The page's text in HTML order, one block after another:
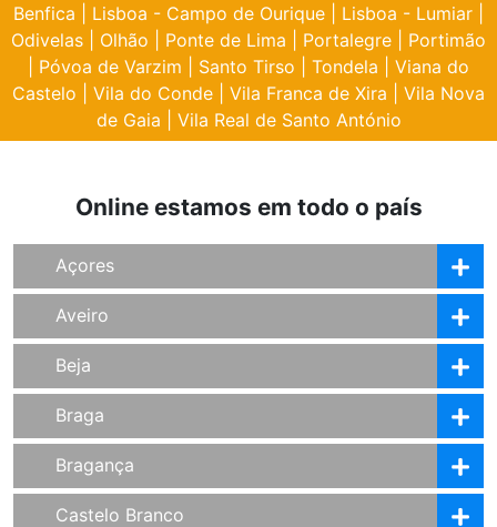
Benfica
Lisboa - Campo de Ourique Lisboa - Lumiar
Odivelas
Olhão Ponte de Lima Portalegre
Portimão
Póvoa de Varzim Santo Tirso Tondela
Viana do
Castelo
Vila do Conde Vila Franca de Xira
Vila Nova
de Gaia
Vila Real de Santo António
Online estamos em todo o país
Açores
Aveiro
Beja
Braga
Bragança
Castelo Branco